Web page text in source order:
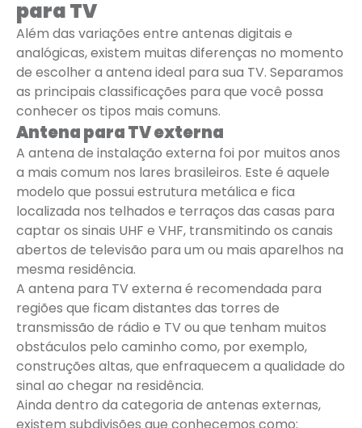
para TV
Além das variações entre antenas digitais e
analógicas, existem muitas diferenças no momento
de escolher a antena ideal para sua TV. Separamos
as principais classificações para que você possa
conhecer os tipos mais comuns.
Antena para TV externa
A antena de instalação externa foi por muitos anos
a mais comum nos lares brasileiros. Este é aquele
modelo que possui estrutura metálica e fica
localizada nos telhados e terraços das casas para
captar os sinais UHF e VHF, transmitindo os canais
abertos de televisão para um ou mais aparelhos na
mesma residência.
A antena para TV externa é recomendada para
regiões que ficam distantes das torres de
transmissão de rádio e TV ou que tenham muitos
obstáculos pelo caminho como, por exemplo,
construções altas, que enfraquecem a qualidade do
sinal ao chegar na residência.
Ainda dentro da categoria de antenas externas,